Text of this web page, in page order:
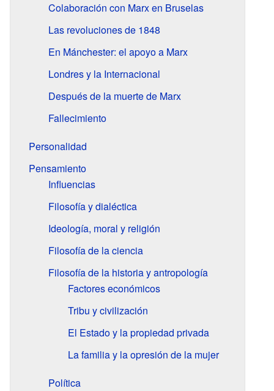
Colaboración con Marx en Bruselas
Las revoluciones de 1848
En Mánchester: el apoyo a Marx
Londres y la Internacional
Después de la muerte de Marx
Fallecimiento
Personalidad
Pensamiento
Influencias
Filosofía y dialéctica
Ideología, moral y religión
Filosofía de la ciencia
Filosofía de la historia y antropología
Factores económicos
Tribu y civilización
El Estado y la propiedad privada
La familia y la opresión de la mujer
Política